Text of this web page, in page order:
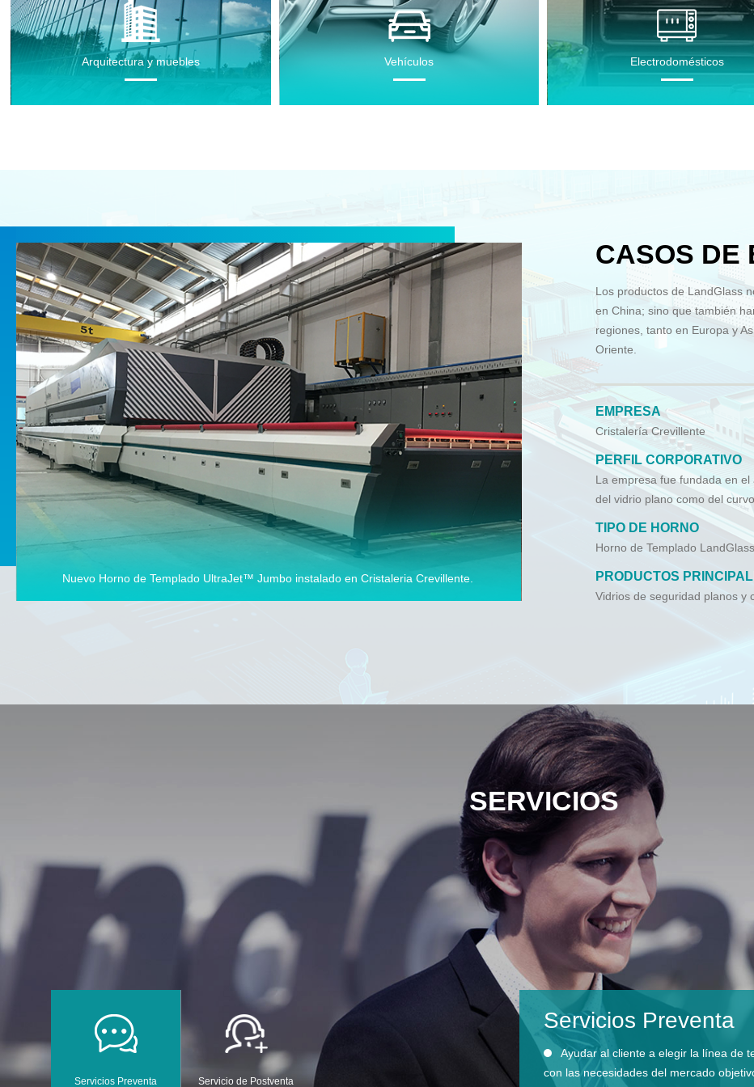
Arquitectura y muebles Vehículos Electrodomésticos
Nuevo Horno de Templado UltraJet™ Jumbo instalado en Cristaleria Crevillente.
CASOS DE
Los productos de LandGlass
en China; sino que también
regiones, tanto en Europa y
Oriente.
EMPRESA
Cristalería Crevillente
PERFIL CORPORATIVO
La empresa fue fundada en
del vidrio plano como del
TIPO DE HORNO
Horno de Templado
PRODUCTOS
Vidrios de seguridad planos y
SERVICIOS
Servicios Preventa Servicio de Postventa
Servicios Preventa
Ayudar al cliente a elegir la línea de
con las necesidades del mercado